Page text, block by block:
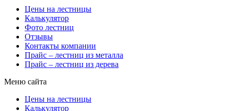
Цены на лестницы
Калькулятор
Фото лестниц
Отзывы
Контакты компании
Прайс – лестниц из металла
Прайс – лестниц из дерева
Меню сайта
Цены на лестницы
Калькулятор